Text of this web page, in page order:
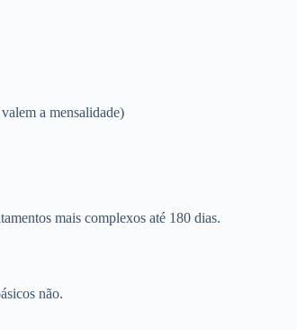
a mensalidade)
mais complexos até 180 dias.
não.